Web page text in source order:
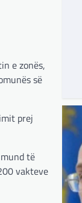
e zonës,
së
prej
të
vakteve